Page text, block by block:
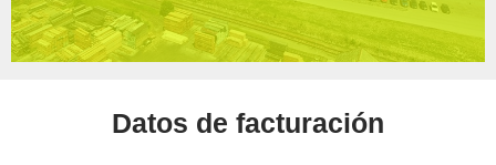
Datos de facturación